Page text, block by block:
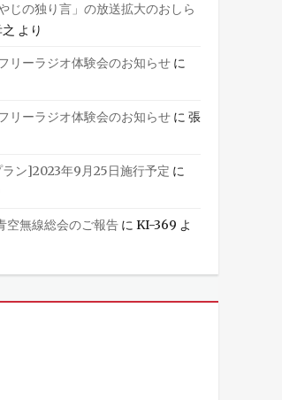
じの独り言」の放送拡大のおしら
より
リーラジオ体験会のお知らせ に
リーラジオ体験会のお知らせ に 張
ン]2023年9月25日施行予定 に
空無線総会のご報告 に KI-369 よ